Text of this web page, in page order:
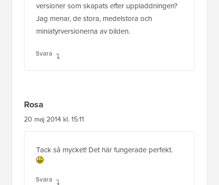
versioner som skapats efter uppladdningen?
Jag menar, de stora, medelstora och
miniatyrversionerna av bilden.
Svara
Rosa
20 maj 2014 kl. 15:11
Tack så mycket! Det här fungerade perfekt.
Svara